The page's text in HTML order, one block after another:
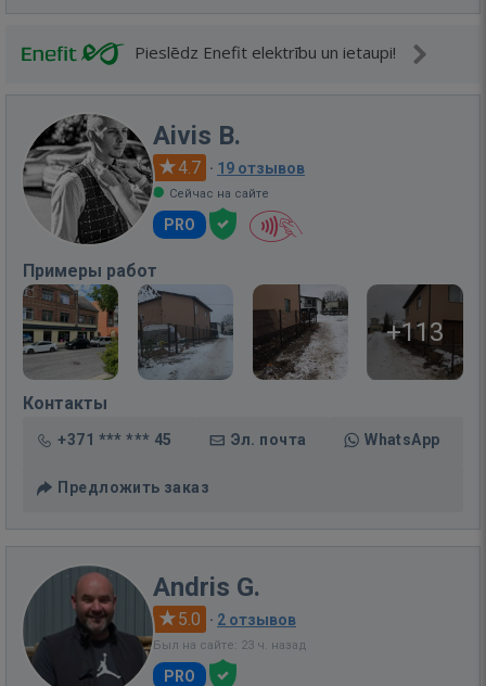
Pieslēdz Enefit elektrību un ietaupi!
Aivis B.
4.7 · 19 отзывов
Сейчас на сайте
PRO
Примеры работ
+113
Контакты
+371 *** *** 45 Эл. почта WhatsApp
Предложить заказ
Andris G.
5.0 · 2 отзывов
Был на сайте: 23 ч. назад
PRO